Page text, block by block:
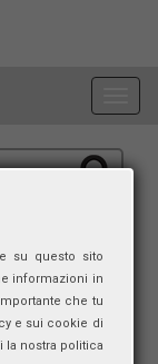
su questo sito
informazioni in
che tu
e sui cookie di
la nostra politica